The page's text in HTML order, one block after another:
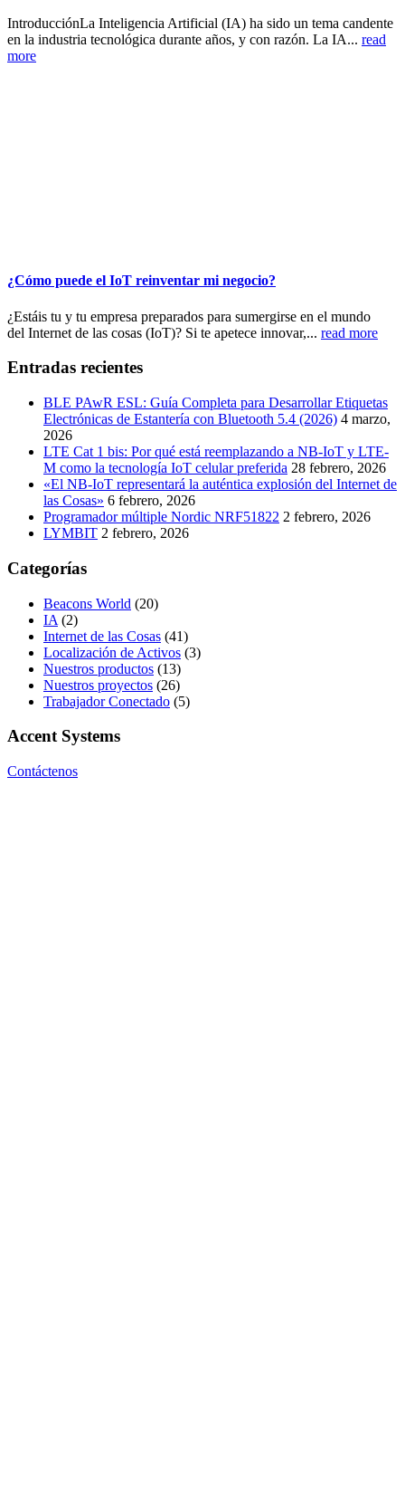
IntroducciónLa Inteligencia Artificial (IA) ha sido un tema candente
en la industria tecnológica durante años, y con razón. La IA... read
more
¿Cómo puede el IoT reinventar mi negocio?
¿Estáis tu y tu empresa preparados para sumergirse en el mundo
del Internet de las cosas (IoT)? Si te apetece innovar,... read more
Entradas recientes
BLE PAwR ESL: Guía Completa para Desarrollar Etiquetas
Electrónicas de Estantería con Bluetooth 5.4 (2026) 4 marzo,
2026
LTE Cat 1 bis: Por qué está reemplazando a NB-IoT y LTE-
M como la tecnología IoT celular preferida 28 febrero, 2026
«El NB-IoT representará la auténtica explosión del Internet de
las Cosas» 6 febrero, 2026
Programador múltiple Nordic NRF51822 2 febrero, 2026
LYMBIT 2 febrero, 2026
Categorías
Beacons World (20)
IA (2)
Internet de las Cosas (41)
Localización de Activos (3)
Nuestros productos (13)
Nuestros proyectos (26)
Trabajador Conectado (5)
Accent Systems
Contáctenos